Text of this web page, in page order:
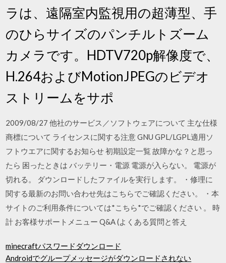
ラは、遠隔室内監視用の超薄型、手
のひらサイズのパンチルトズーム
カメラです。HDTV720p解像度で、
H.264およびMotionJPEGのビデオ
ストリームをサポ
2009/08/27 他社のサービス／ソフトウェアについて 主な仕様
商標について ライセンスに関する注意 GNU GPL/LGPL適用ソ
フトウエアに関するお知らせ 初期設定一覧 故障かな？と思っ
たら 困ったときは バッテリー・電源 電源が入らない。 電源が
切れる。 ダウンロードしたファイルを実行します。 ・修理に
関する最新のお問い合わせ先はこちらでご確認ください。 ・本
サイトのご利用条件については*こちら*でご確認ください 。 時
計 お客様サポートメニュー Q&A (よくある質問と答え
minecraftパスワードダウンロード
Androidでグループメッセージがダウンロードされない